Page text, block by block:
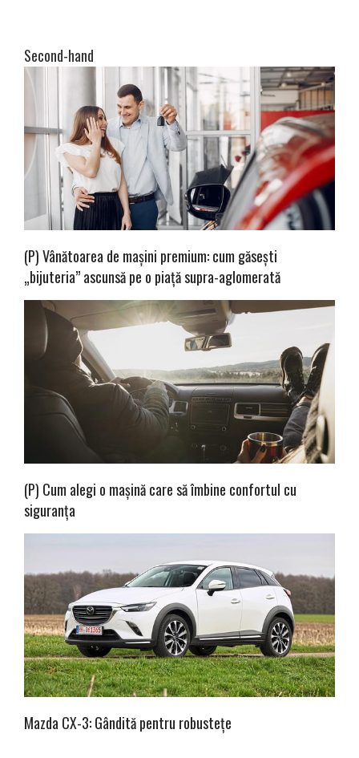
Second-hand
(P) Vânătoarea de mașini premium: cum găsești
„bijuteria” ascunsă pe o piață supra-aglomerată
(P) Cum alegi o mașină care să îmbine confortul cu
siguranța
Mazda CX-3: Gândită pentru robustețe